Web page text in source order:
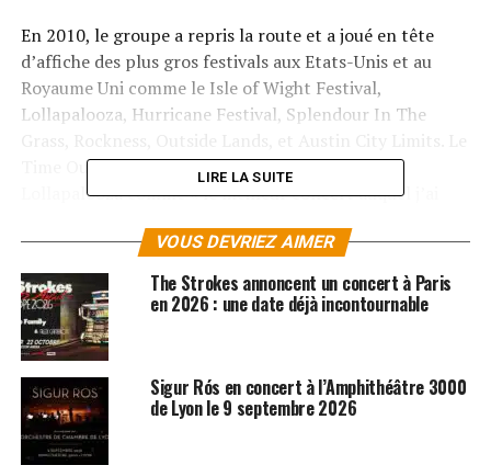
En 2010, le groupe a repris la route et a joué en tête
d’affiche des plus gros festivals aux Etats-Unis et au
Royaume Uni comme le Isle of Wight Festival,
Lollapalooza, Hurricane Festival, Splendour In The
Time Out de Chicago décrit leur performance à
Lollapalooza comme « le meilleur concert auquel j’ai
Radioheaden 2008. Mieux que… Qui était en tête
d’affiche l’année dernière ?.. La foule était…
hystérique. »
A noter que le premier single extrait de « Angles »
s’intituleUnder Cover of Darkness
ondes début février. Plus de détails sur « Angles » et sur
la tournée US printanière seront communiqués dans les
prochaines semaines.
LIRE LA SUITE
VOUS DEVRIEZ AIMER
The Strokes annoncent un concert à Paris
en 2026 : une date déjà incontournable
Sigur Rós en concert à l’Amphithéâtre 3000
de Lyon le 9 septembre 2026